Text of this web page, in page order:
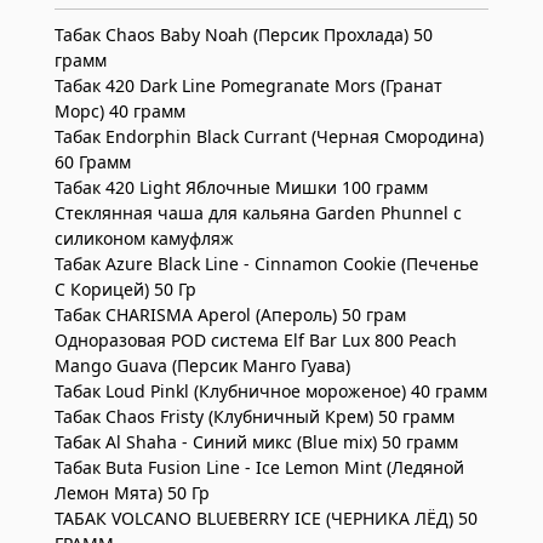
Табак Chaos Baby Noah (Персик Прохлада) 50
грамм
Табак 420 Dark Line Pomegranate Mors (Гранат
Морс) 40 грамм
Табак Endorphin Black Currant (Черная Смородина)
60 Грамм
Табак 420 Light Яблочные Мишки 100 грамм
Стеклянная чаша для кальяна Garden Phunnel с
силиконом камуфляж
Табак Azure Black Line - Cinnamon Cookie (Печенье
С Корицей) 50 Гр
Табак CHARISMA Aperol (Апероль) 50 грам
Одноразовая POD система Elf Bar Lux 800 Peach
Mango Guava (Персик Манго Гуава)
Табак Loud Pinkl (Клубничное мороженое) 40 грамм
Табак Chaos Fristy (Клубничный Крем) 50 грамм
Табак Al Shaha - Синий микс (Blue mix) 50 грамм
Табак Buta Fusion Line - Ice Lemon Mint (Ледяной
Лемон Мята) 50 Гр
ТАБАК VOLCANO BLUEBERRY ICE (ЧЕРНИКА ЛЁД) 50